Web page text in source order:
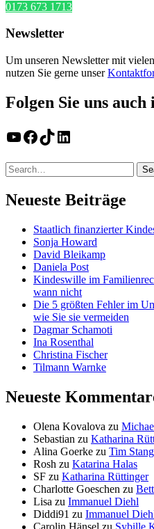
0173 673 1713
Newsletter
Um unseren Newsletter mit
nutzen Sie gerne unser
Folgen Sie uns
YouTube
Facebook
TikTokLinkedIn
Neueste Beiträge
Staatlich finanzierter
Sonja Howard
David Bleikamp
Daniela Post
Kindeswille im
wann nicht
Die 5 größten Fehler im
wie Sie sie vermeiden
Dagmar Schamoti
Ina Rosenthal
Christina Fischer
Tilmann Warnke
Neueste
Olena Kovalova zu
Sebastian zu Katharina
Alina Goerke zu Tim
Rosh zu Katarina Halas
SF zu Katharina Rüttinger
Charlotte Goeschen zu
Lisa zu Immanuel Diehl
Diddi91 zu Immanuel
Carolin Hänsel zu Sybille